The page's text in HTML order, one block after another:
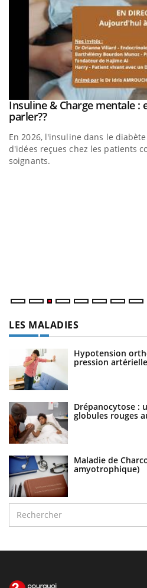
Youtube
Insuline & Charge mentale :
parler??Youtube
En 2026, l'insuline dans le
d'idées reçues chez les patients
soignants.
LES MALADIES
Hypotension
pression
Drépanocytose :
globules rouges
Maladie de
amyotrophique)